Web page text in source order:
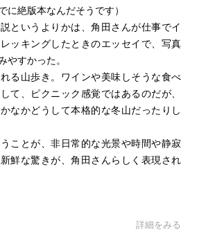
に絶版本なんだそうです）
というよりかは、角田さんが仕事でイ
ッキングしたときのエッセイで、写真
やすかった。
る山歩き。ワインや美味しそうな食べ
て、ピクニック感覚ではあるのだが、
なかどうして本格的な冬山だったりし
ことが、非日常的な光景や時間や静寂
鮮な驚きが、角田さんらしく表現され
詳細をみる